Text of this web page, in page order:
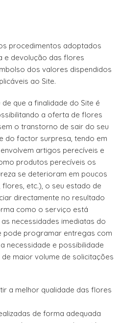
procedimentos adoptados
e devolução das flores
dos valores dispendidos
ao Site.
que a finalidade do Site é
a oferta de flores
o transtorno de sair do seu
do factor surpresa, tendo em
artigos perecíveis e
produtos perecíveis os
se deterioram em poucos
etc.), o seu estado de
directamente no resultado
como o serviço está
necessidades imediatas do
pode programar entregas com
necessidade e possibilidade
maior volume de solicitações
a melhor qualidade das flores
de forma adequada